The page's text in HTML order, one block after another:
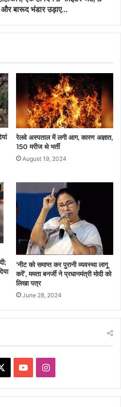
और बारूद भंडार उड़ाए...
रेलवे अस्पताल में लगी आग, कारण अज्ञात,
150 मरीज थे भर्ती
August 19, 2024
‘नीट को समाप्त कर पुरानी व्यवस्था लागू
करें’, ममता बनर्जी ने प्रधानमंत्री मोदी को
लिखा पत्र
June 28, 2024
YouTubeInstagram